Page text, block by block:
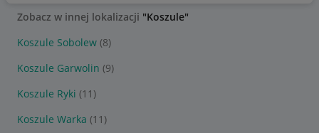
Zobacz w innej lokalizacji "Koszule"
Koszule Sobolew (8)
Koszule Garwolin (9)
Koszule Ryki (11)
Koszule Warka (11)